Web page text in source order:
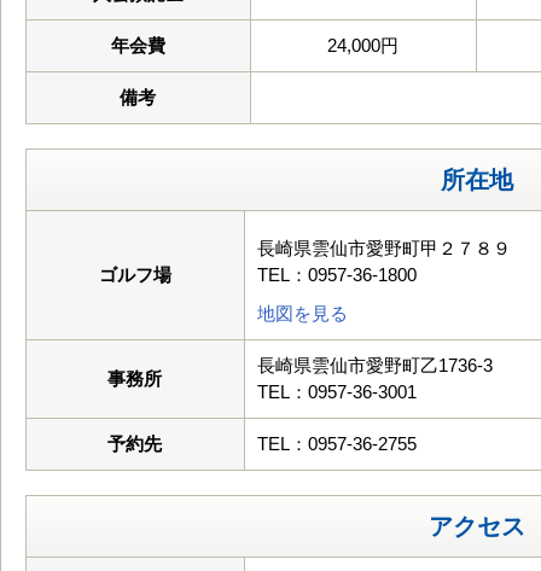
年会費 24,000円
備考
所在地
ゴルフ場
長崎県雲仙市愛野町甲２７８９
TEL：0957-36-1800
地図を見る
事務所
長崎県雲仙市愛野町乙1736-3
TEL：0957-36-3001
予約先 TEL：0957-36-2755
アクセス